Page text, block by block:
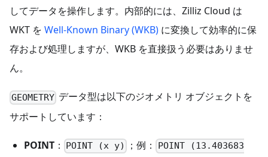
してデータを操作します。内部的には、Zilliz Cloud は
WKT を Well-Known Binary (WKB) に変換して効率的に保
存および処理しますが、WKB を直接扱う必要はありませ
ん。
GEOMETRY データ型は以下のジオメトリ オブジェクトを
サポートしています：
POINT ： POINT (x y) ；例：
POINT (13.403683